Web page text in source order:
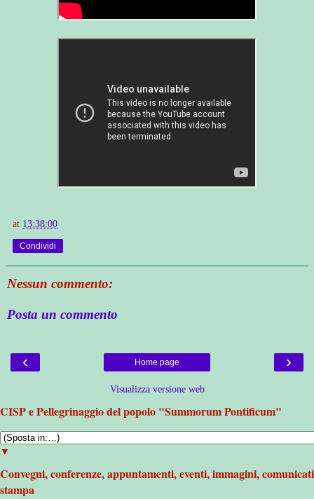
at 13:38:00
Condividi
Nessun commento:
Posta un commento
‹ ›
Home page
Visualizza versione web
CISP e Pellegrinaggio del popolo "Summorum Pontificum"
▼
Convegni, conferenze, appuntamenti, eventi, immagini, comunicati
stampa